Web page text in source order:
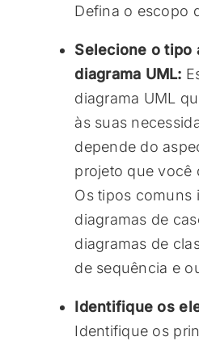
Defina o escopo
Selecione o tipo
diagrama UML:
diagrama UML
às suas
depende do
projeto que você
Os tipos comuns
diagramas de
diagramas de
de sequência e
Identifique os
Identifique os